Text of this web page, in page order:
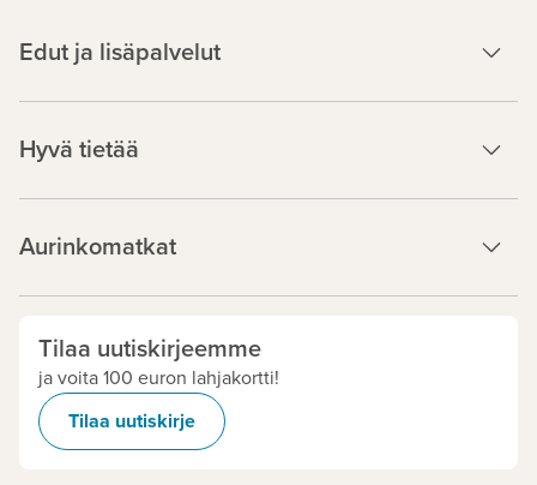
Edut ja lisäpalvelut
Hyvä tietää
Aurinkomatkat
Tilaa uutiskirjeemme
ja voita 100 euron lahjakortti!
Tilaa uutiskirje